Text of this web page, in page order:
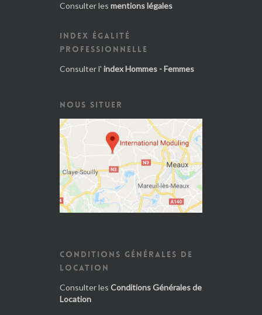
Consulter les mentions légales
INDEX ÉGALITÉ
PROFESSIONNELLE
Consulter l' index Hommes - Femmes
NOUS SITUER
CONDITIONS GÉNÉRALES DE
LOCATION
Consulter les Conditions Générales de
Location